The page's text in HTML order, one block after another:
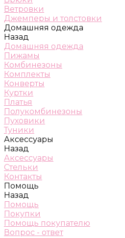
Ветровки
Джемперы и толстовки
Домашняя одежда
Назад
Домашняя одежда
Пижамы
Комбинезоны
Комплекты
Конверты
Куртки
Платья
Полукомбинезоны
Пуховики
Туники
Аксессуары
Назад
Аксессуары
Стельки
Контакты
Помощь
Назад
Помощь
Покупки
Помощь покупателю
Вопрос - ответ